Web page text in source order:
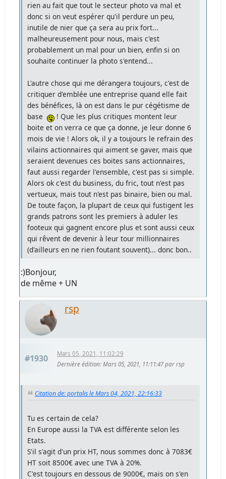
rien au fait que tout le secteur photo va mal et
donc si on veut espérer qu'il perdure un peu,
inutile de nier que ça sera au prix fort...
malheureusement pour nous, mais c'est
probablement un mal pour un bien, enfin si on
souhaite continuer la photo s'entend...
L'autre chose qui me dérangera toujours, c'est de
critiquer d'emblée une entreprise quand elle fait
des bénéfices, là on est dans le pur cégétisme de
base
! Que les plus critiques montent leur
boite et on verra ce que ça donne, je leur donne 6
mois de vie ! Alors ok, il y a toujours le refrain des
vilains actionnaires qui aiment se gaver, mais que
seraient devenues ces boites sans actionnaires,
faut aussi regarder l'ensemble, c'est pas si simple.
Alors ok c'est du business, du fric, tout n'est pas
vertueux, mais tout n'est pas binaire, bien ou mal.
De toute façon, la plupart de ceux qui fustigent les
grands patrons sont les premiers à aduler les
footeux qui gagnent encore plus et sont aussi ceux
qui rêvent de devenir à leur tour millionnaires
(d'ailleurs en ne rien foutant souvent)... donc bon..
:)Bonjour,
de même + UN
rsp
#1930
Mars 05, 2021, 11:02:29
Dernière édition: Mars 05, 2021, 11:11:47 par rsp
Citation de: portalis le Mars 04, 2021, 22:16:33
Tu es certain de cela?
En Europe aussi la TVA est différente selon les
Etats.
S'il s'agit d'un prix HT, nous sommes donc à 7083€
HT soit 8500€ avec une TVA à 20%.
C'est toujours en dessous de 9000€, mais on s'en